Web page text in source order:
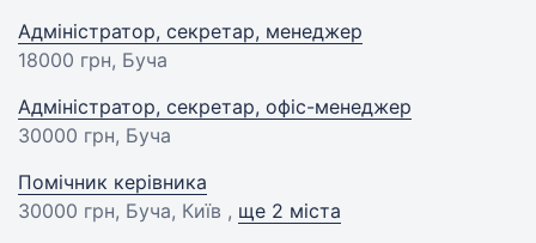
Адміністратор, секретар, менеджер
18000 грн, Буча
Адміністратор, секретар, офіс-менеджер
30000 грн, Буча
Помічник керівника
30000 грн, Буча, Київ , ще 2 міста